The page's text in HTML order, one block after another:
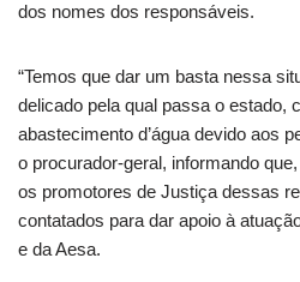
dos nomes dos responsáveis.
“Temos que dar um basta nessa
delicado pela qual passa o estado,
abastecimento d’água devido aos
o procurador-geral, informando
os promotores de Justiça dessas
contatados para dar apoio à
e da Aesa.